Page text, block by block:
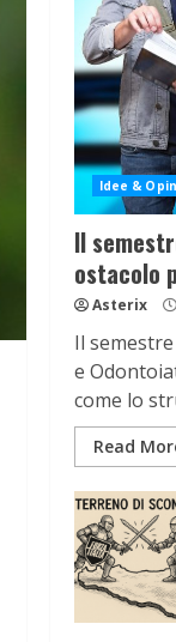
Idee &
Il
ostacolo
Asterix
Il
e
come lo
Read